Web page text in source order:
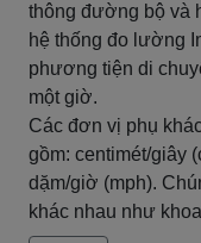
thông đường bộ và
hệ thống đo lường
phương tiện di
một giờ.
Các đơn vị phụ
gồm: centimét/giây
dặm/giờ (mph).
khác nhau như